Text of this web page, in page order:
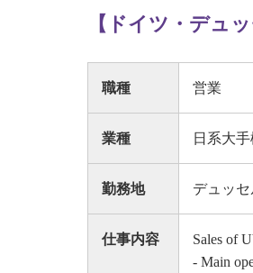
【ドイツ・デュ
職種 営業
業種 日系大
勤務地 デュッ
仕事内容
Sales of
- Main